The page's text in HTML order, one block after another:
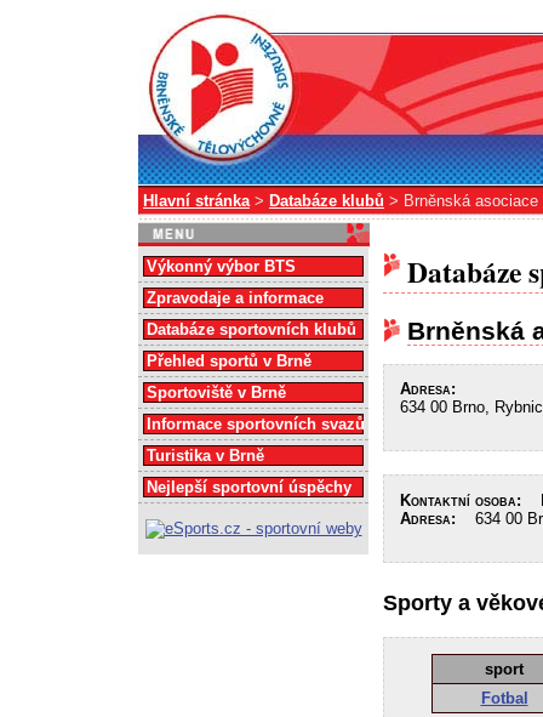
Hlavní stránka> Databáze klubů > Brněnská asociace
Databáze
Brněnská
Adresa:
634 00 Brno,
Kontaktní osoba:
Adresa: 634 00
Sporty a
sport
Fotbal
Výkonný výbor BTS
Zpravodaje a informace
Databáze sportovních klubů
Přehled sportů v Brně
Sportoviště v Brně
Informace sportovních svazů
Turistika v Brně
Nejlepší sportovní úspěchy